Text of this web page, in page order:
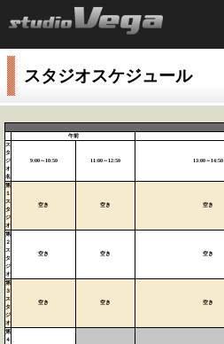
スタジオスケジュール
午前
ス
タ
ジ
オ
名
9:00～10:50 11:00～12:50 13:00～14:50
第
１
ス
タ
ジ
オ
空き 空き 空き
第
２
ス
タ
ジ
オ
空き 空き 空き
第
３
ス
タ
ジ
オ
空き 空き 空き
第
４